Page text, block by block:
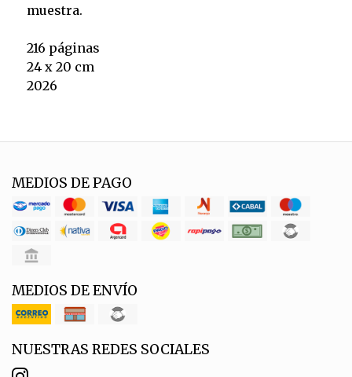
muestra.
216 páginas
24 x 20 cm
2026
MEDIOS DE PAGO
MEDIOS DE ENVÍO
NUESTRAS REDES SOCIALES